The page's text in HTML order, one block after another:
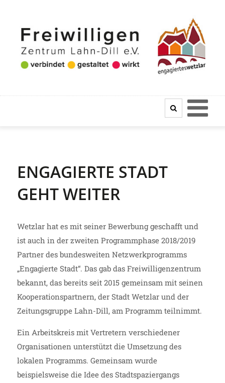
ENGAGIERTE STADT
GEHT WEITER
Wetzlar hat es mit seiner Bewerbung geschafft und
ist auch in der zweiten Programmphase 2018/2019
Partner des bundesweiten Netzwerkprogramms
„Engagierte Stadt“. Das gab das Freiwilligenzentrum
bekannt, das bereits seit 2015 gemeinsam mit seinen
Kooperationspartnern, der Stadt Wetzlar und der
Zeitungsgruppe Lahn-Dill, am Programm teilnimmt.
Ein Arbeitskreis mit Vertretern verschiedener
Organisationen unterstützt die Umsetzung des
lokalen Programms. Gemeinsam wurde
beispielsweise die Idee des Stadtspaziergangs